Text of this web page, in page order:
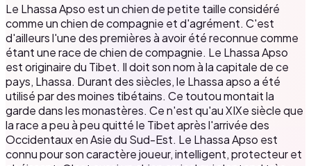
Le Lhassa Apso est un chien de petite taille considéré
comme un chien de compagnie et d'agrément. C'est
d'ailleurs l'une des premières à avoir été reconnue comme
étant une race de chien de compagnie. Le Lhassa Apso
est originaire du Tibet. Il doit son nom à la capitale de ce
pays, Lhassa. Durant des siècles, le Lhassa apso a été
utilisé par des moines tibétains. Ce toutou montait la
garde dans les monastères. Ce n'est qu'au XIXe siècle que
la race a peu à peu quitté le Tibet après l'arrivée des
Occidentaux en Asie du Sud-Est. Le Lhassa Apso est
connu pour son caractère joueur, intelligent, protecteur et